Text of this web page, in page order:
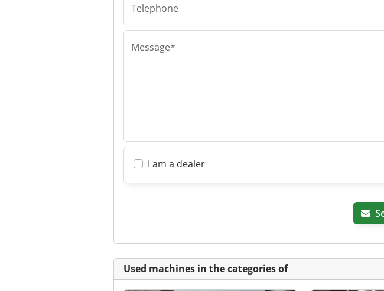
Industriemaschinen
Telephone
Message*
I am a dealer
Used machines in the categories of